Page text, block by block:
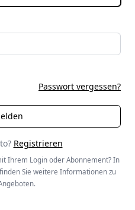
Passwort vergessen?
Registrieren
Ihrem Login oder Abonnement? In
finden Sie weitere Informationen zu